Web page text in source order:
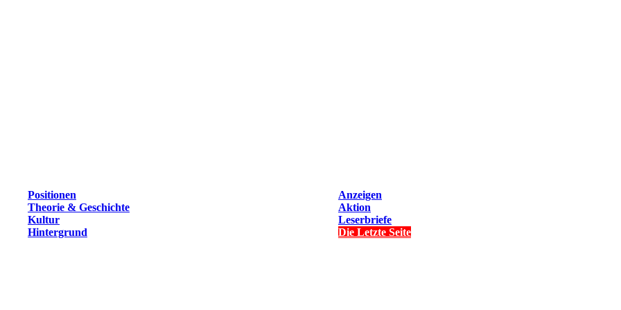
Positionen
Anzeigen
Theorie & Geschichte
Aktion
Kultur
Leserbriefe
Hintergrund Die Letzte Seite